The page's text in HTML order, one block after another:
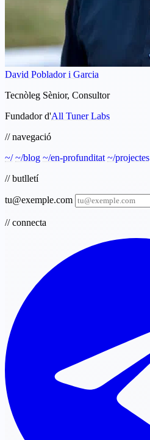
David Poblador i Garcia
Tecnòleg Sènior, Consultor
Fundador d'All Tuner Labs
// navegació
~/ ~/blog ~/en-profunditat ~/projectes
// butlletí
tu@exemple.com
// connecta